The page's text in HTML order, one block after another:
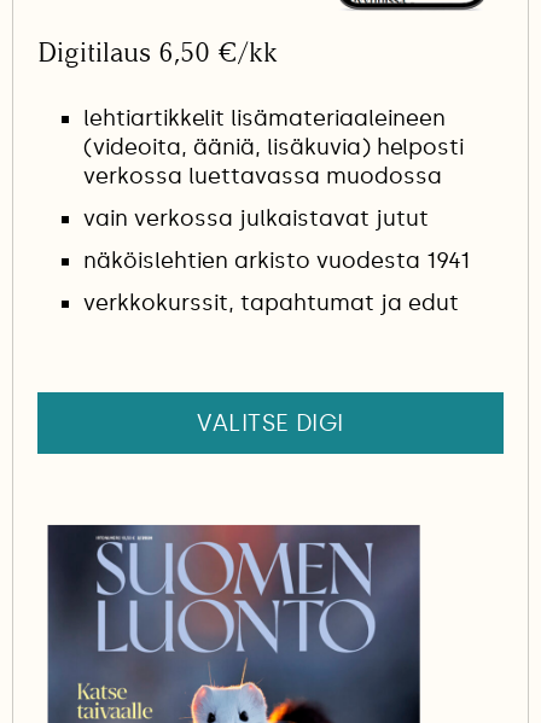
Digitilaus 6,50 €/kk
lehtiartikkelit lisämateriaaleineen
(videoita, ääniä, lisäkuvia) helposti
verkossa luettavassa muodossa
vain verkossa julkaistavat jutut
näköislehtien arkisto vuodesta 1941
verkkokurssit, tapahtumat ja edut
VALITSE DIGI